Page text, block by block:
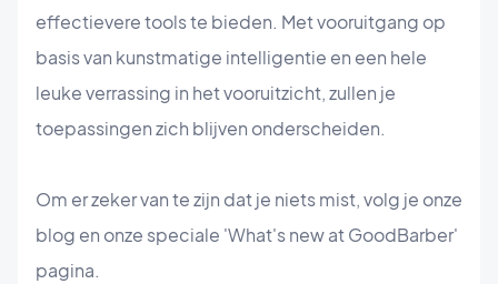
effectievere tools te bieden. Met vooruitgang op
basis van kunstmatige intelligentie en een hele
leuke verrassing in het vooruitzicht, zullen je
toepassingen zich blijven onderscheiden.
Om er zeker van te zijn dat je niets mist, volg je onze
blog en onze speciale 'What's new at GoodBarber'
pagina.